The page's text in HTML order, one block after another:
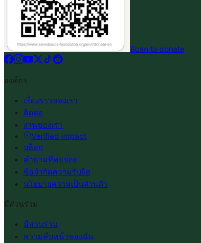
Scan to donate
องค์กร
เรื่องราวของเรา
ติดต่อ
งานของเรา
Verified impact
บล็อก
คำถามที่พบบ่อย
ข้อจำกัดความรับผิด
นโยบายความเป็นส่วนตัว
มีส่วนร่วม
มีส่วนร่วม
ความคืบหน้าของฉัน